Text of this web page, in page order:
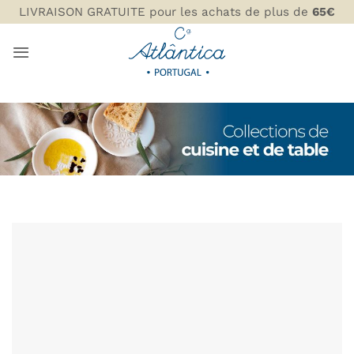
Passer
au
contenu
LIVRAISON GRATUITE pour les achats de plus de 65€